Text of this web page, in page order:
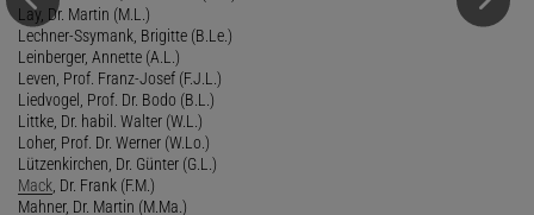
Lay, Dr. Martin (M.L.)
Lechner-Ssymank, Brigitte (B.Le.)
Leinberger, Annette (A.L.)
Leven, Prof. Franz-Josef (F.J.L.)
Liedvogel, Prof. Dr. Bodo (B.L.)
Littke, Dr. habil. Walter (W.L.)
Loher, Prof. Dr. Werner (W.Lo.)
Lützenkirchen, Dr. Günter (G.L.)
Mack , Dr. Frank (F.M.)
Mahner, Dr. Martin (M.Ma.)